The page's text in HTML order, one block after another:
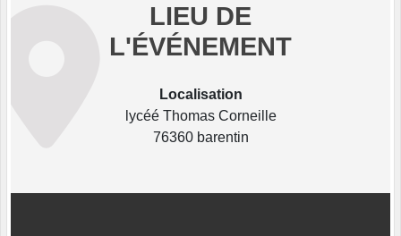
LIEU DE
L'ÉVÉNEMENT
Localisation
lycéé Thomas Corneille
76360 barentin